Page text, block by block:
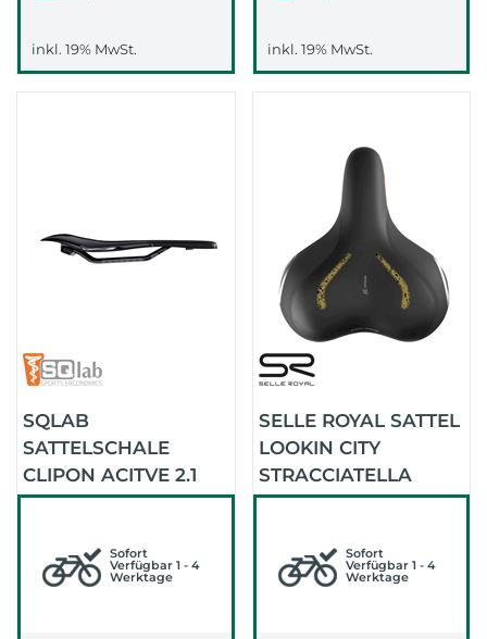
inkl. 19% MwSt. inkl. 19% MwSt.
SQLAB
SATTELSCHALE
CLIPON ACITVE 2.1
MIG (SCHWARZ)
Sofort
Verfügbar 1 - 4
Werktage
SELLE ROYAL SATTEL
LOOKIN CITY
STRACCIATELLA
(SCHWARZ)
Sofort
Verfügbar 1 - 4
Werktage